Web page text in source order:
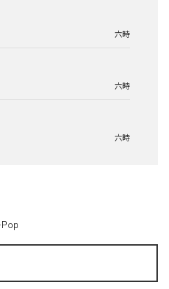
六時
六時
六時